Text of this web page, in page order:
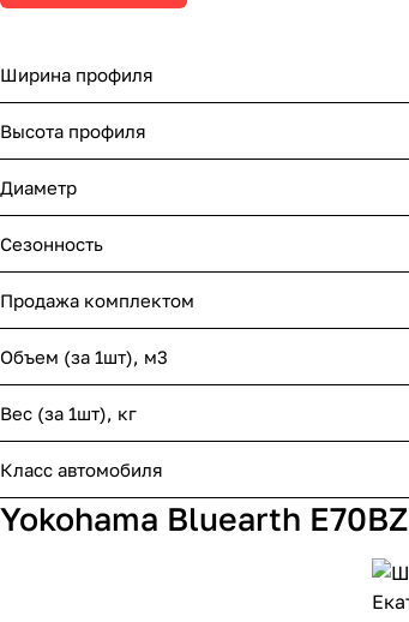
Ширина профиля
Высота профиля
Диаметр
Сезонность
Продажа комплектом
Объем (за 1шт), м3
Вес (за 1шт), кг
Класс автомобиля
Yokohama Bluearth E70BZ